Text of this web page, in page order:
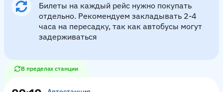
Билеты на каждый рейс нужно покупать
отдельно. Рекомендуем закладывать 2-4
часа на пересадку, так как автобусы могут
задерживаться
В пределах станции